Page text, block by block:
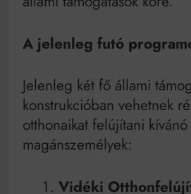
A jelenleg futó
Jelenleg két fő állami
konstrukcióban vehetnek
otthonaikat felújítani kívánó
magánszemélyek:
Vidéki